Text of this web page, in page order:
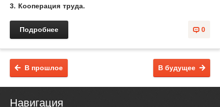
3. Кооперация труда.
0
Подробнее
В будущее
В прошлое
Навигация